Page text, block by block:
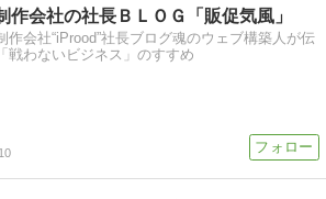
作会社の社長ＢＬＯＧ「販促気風」
作会社“iProod”社長ブログ魂のウェブ構築人が伝
戦わないビジネス」のすすめ
10